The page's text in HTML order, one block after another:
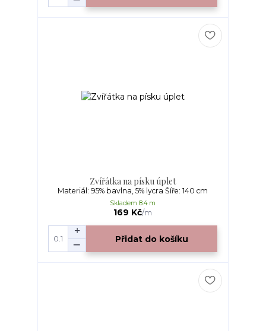
Zvířátka na písku úplet
Materiál: 95% bavlna, 5% lycra Šíře: 140 cm
169 Kč/m
Skladem 8.4 m
Přidat do košíku